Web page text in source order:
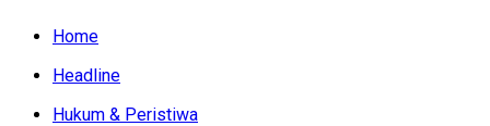
Home
Headline
Hukum & Peristiwa